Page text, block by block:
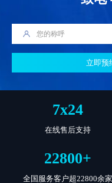
立即预
7x24
在线售后支持
22800+
全国服务客户超22800余家